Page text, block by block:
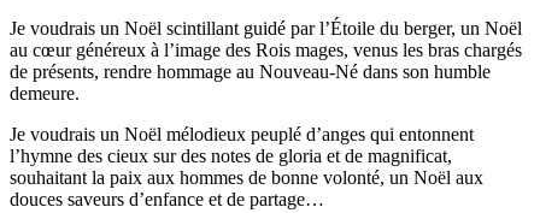
Je voudrais un Noël scintillant guidé par l’Étoile du berger, un Noël
au cœur généreux à l’image des Rois mages, venus les bras chargés
de présents, rendre hommage au Nouveau-Né dans son humble
demeure.
Je voudrais un Noël mélodieux peuplé d’anges qui entonnent
l’hymne des cieux sur des notes de gloria et de magnificat,
souhaitant la paix aux hommes de bonne volonté, un Noël aux
douces saveurs d’enfance et de partage…